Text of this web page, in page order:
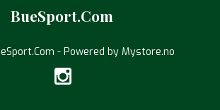
BueSport.Com
- Powered by Mystore.no